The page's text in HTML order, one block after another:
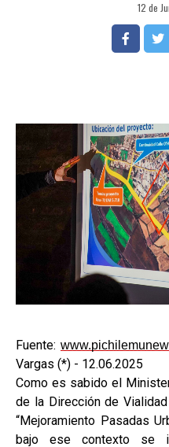
12 de
Fuente:
Vargas (*) - 12.06.2025
Como es sabido el
de la Dirección de
“Mejoramiento Pasadas
bajo ese contexto se